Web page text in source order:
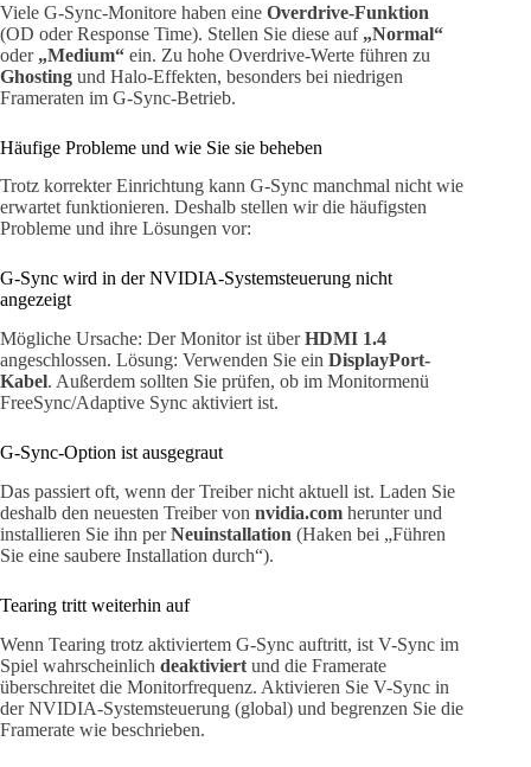
Viele G-Sync-Monitore haben eine Overdrive-Funktion
(OD oder Response Time). Stellen Sie diese auf „Normal“
oder „Medium“ ein. Zu hohe Overdrive-Werte führen zu
Ghosting und Halo-Effekten, besonders bei niedrigen
Frameraten im G-Sync-Betrieb.
Häufige Probleme und wie Sie sie beheben
Trotz korrekter Einrichtung kann G-Sync manchmal nicht wie
erwartet funktionieren. Deshalb stellen wir die häufigsten
Probleme und ihre Lösungen vor:
G-Sync wird in der NVIDIA-Systemsteuerung nicht
angezeigt
Mögliche Ursache: Der Monitor ist überHDMI 1.4
angeschlossen. Lösung: Verwenden Sie ein DisplayPort-
Kabel. Außerdem sollten Sie prüfen, ob im Monitormenü
FreeSync/Adaptive Sync aktiviert ist.
G-Sync-Option ist ausgegraut
Das passiert oft, wenn der Treiber nicht aktuell ist. Laden Sie
deshalb den neuesten Treiber von nvidia.com herunter und
installieren Sie ihn perNeuinstallation (Haken bei „Führen
Sie eine saubere Installation durch“).
Tearing tritt weiterhin auf
Wenn Tearing trotz aktiviertem G-Sync auftritt, ist V-Sync im
Spiel wahrscheinlich deaktiviert und die Framerate
überschreitet die Monitorfrequenz. Aktivieren Sie V-Sync in
der NVIDIA-Systemsteuerung (global) und begrenzen Sie die
Framerate wie beschrieben.